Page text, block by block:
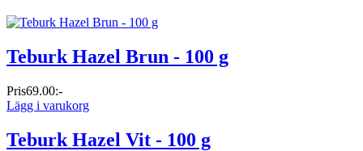
Teburk Hazel Brun - 100 g
Pris69.00:-
Lägg i varukorg
Teburk Hazel Vit - 100 g